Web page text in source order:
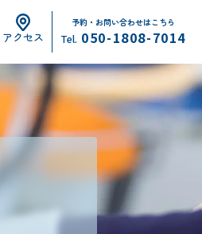
アクセス
予約・お問い合わせはこちら
Tel. 050-1808-7014